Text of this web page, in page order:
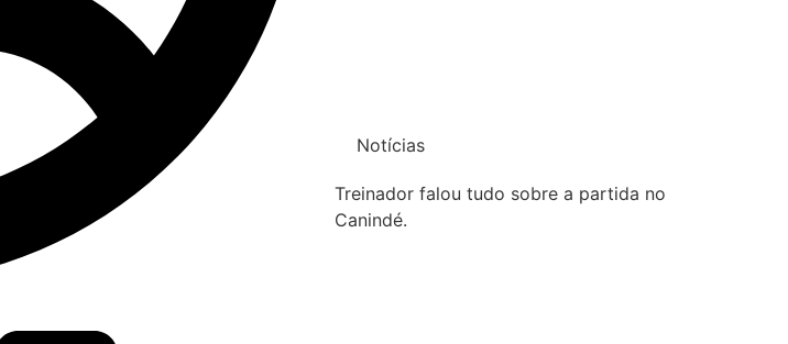
Notícias
Treinador falou tudo sobre a partida no
Canindé.